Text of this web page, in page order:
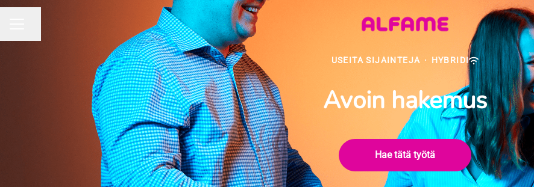
USEITA SIJAINTEJA · HYBRIDI
Avoin hakemus
Hae tätä työtä